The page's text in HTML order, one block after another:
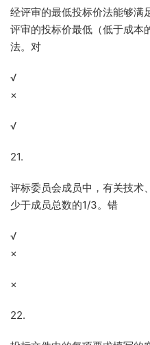
经评审的最低投标价法能够满
评审的投标价最低（低于成本
法。对
√
×
√
21.
评标委员会成员中，有关技术
少于成员总数的1/3。错
√
×
×
22.